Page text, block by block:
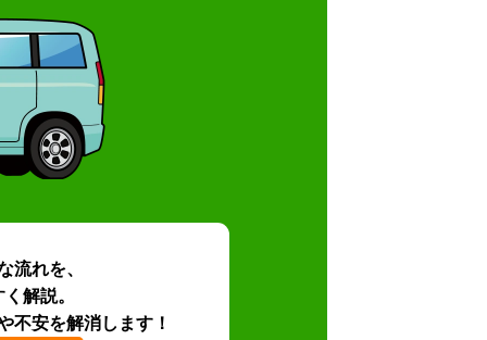
流れを、
解説。
不安を解消します！